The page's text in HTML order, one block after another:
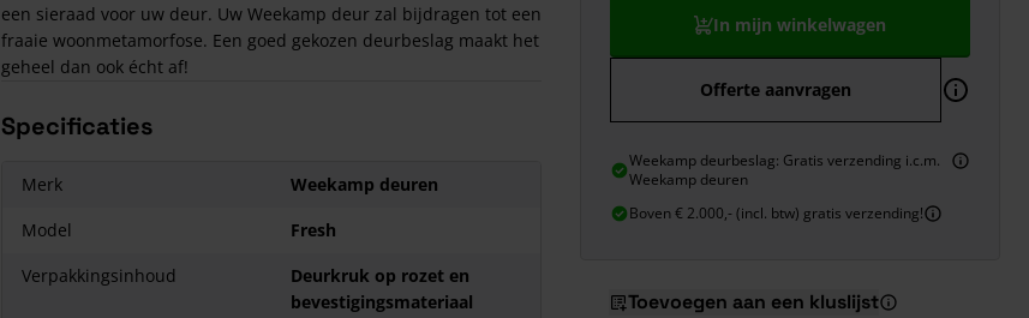
een sieraad voor uw deur. Uw Weekamp deur zal bijdragen tot een
fraaie woonmetamorfose. Een goed gekozen deurbeslag maakt het
geheel dan ook écht af!
Specificaties
Merk
Weekamp deuren
Model
Fresh
Verpakkingsinhoud
Deurkruk op rozet en
bevestigingsmateriaal
In mijn winkelwagen
Offerte aanvragen
Weekamp deurbeslag: Gratis verzending i.c.m.
Weekamp deuren
Boven € 2.000,- (incl. btw) gratis verzending!
Toevoegen aan een kluslijst